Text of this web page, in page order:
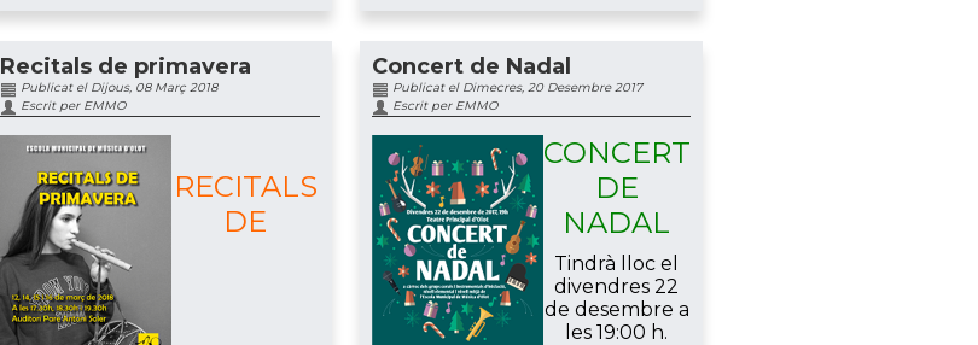
Recitals de primavera
Publicat el Dijous, 08 Març 2018
Escrit per EMMO
RECITALS
DE
Concert de Nadal
Publicat el Dimecres, 20 Desembre 2017
Escrit per EMMO
CONCERT
DE
NADAL
Tindrà lloc el
divendres 22
de desembre a
les 19:00 h.